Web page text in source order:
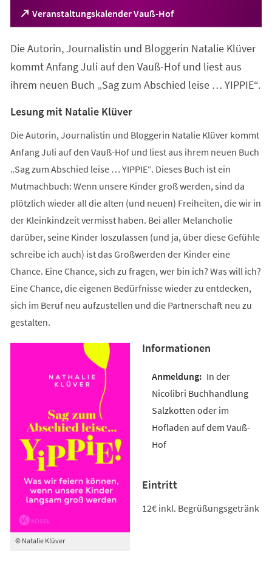
Veranstaltungskalender Vauß-Hof
(Öffnet
in
neuen
Die Autorin, Journalistin und Bloggerin Natalie Klüver
kommt Anfang Juli auf den Vauß-Hof und liest aus
ihrem neuen Buch „Sag zum Abschied leise … YIPPIE“.
Lesung mit Natalie Klüver
Die Autorin, Journalistin und Bloggerin Natalie Klüver kommt
Anfang Juli auf den Vauß-Hof und liest aus ihrem neuen Buch
„Sag zum Abschied leise … YIPPIE“. Dieses Buch ist ein
Mutmachbuch: Wenn unsere Kinder groß werden, sind da
plötzlich wieder all die alten (und neuen) Freiheiten, die wir in
der Kleinkindzeit vermisst haben. Bei aller Melancholie
darüber, seine Kinder loszulassen (und ja, über diese Gefühle
schreibe ich auch) ist das Großwerden der Kinder eine
Chance. Eine Chance, sich zu fragen, wer bin ich? Was will ich?
Eine Chance, die eigenen Bedürfnisse wieder zu entdecken,
sich im Beruf neu aufzustellen und die Partnerschaft neu zu
gestalten.
© Natalie Klüver
Informationen
In der
Nicolibri Buchhandlung
Salzkotten oder im
Hofladen auf dem Vauß-
Hof
Eintritt
12€ inkl. Begrüßungsgetränk